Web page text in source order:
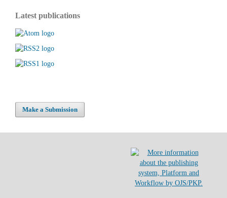
Latest publications
Make a Submission